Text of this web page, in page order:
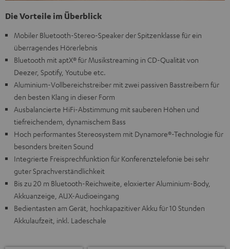
Die Vorteile im Überblick
Mobiler Bluetooth-Stereo-Speaker der Spitzenklasse für ein
überragendes Hörerlebnis
Bluetooth mit aptX® für Musikstreaming in CD-Qualität von
Deezer, Spotify, Youtube etc.
Aluminium-Vollbereichstreiber mit zwei passiven Basstreibern für
den besten Klang in dieser Form
Ausbalancierte HiFi-Abstimmung mit sauberen Höhen und
tiefreichendem, dynamischem Bass
Hoch performantes Stereosystem mit Dynamore®-Technologie für
besonders breiten Sound
Integrierte Freisprechfunktion für Konferenztelefonie bei sehr
guter Sprachverständlichkeit
Bis zu 20 m Bluetooth-Reichweite, eloxierter Aluminium-Body,
Akkuanzeige, AUX-Audioeingang
Bedientasten am Gerät, hochkapazitiver Akku für 10 Stunden
Akkulaufzeit, inkl. Ladeschale